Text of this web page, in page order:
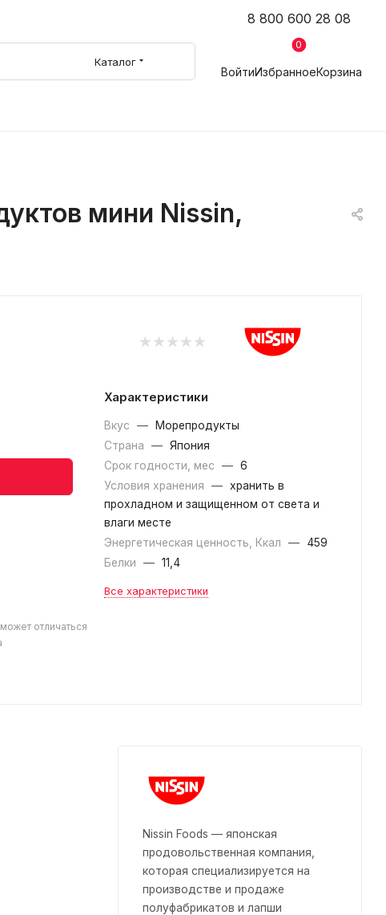
8 800 600 28 08
Каталог
ВойтиИзбранное
0
Корзина
мини Nissin,
Характеристики
Вкус —
Морепродукты
Страна
— Япония
Срок годности, мес
— 6
Условия хранения
— хранить в
прохладном и защищенном от света и
влаги месте
Энергетическая ценность, Ккал
—
459
Белки
— 11,4
Все характеристики
отличаться
Nissin Foods — японская
продовольственная компания,
которая специализируется на
производстве и продаже
полуфабрикатов и лапши